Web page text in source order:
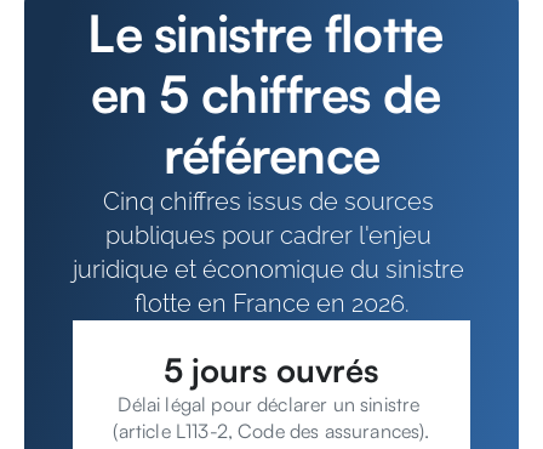
Le sinistre flotte
en 5 chiffres de
référence
Cinq chiffres issus de sources
publiques pour cadrer l'enjeu
juridique et économique du sinistre
flotte en France en 2026.
5 jours ouvrés
Délai légal pour déclarer un sinistre
(article L113-2, Code des assurances).